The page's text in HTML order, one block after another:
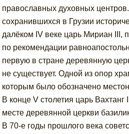
православных духовных
сохранившихся в Грузии
далёком IV веке царь Мириан III,
по рекомендации
первую в стране деревянную
не существует. Одной из опор
которым было обозначено
В конце V столетия царь Вахтанг
месте деревянной церкви
В 70-е годы прошлого века